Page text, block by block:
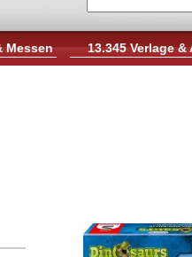
Messen 13.345 Verlage &